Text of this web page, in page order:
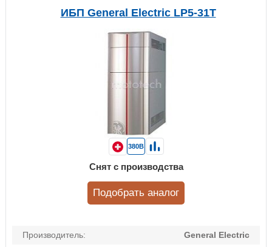
ИБП General Electric LP5-31T
Производитель:
General Electric
380В
Снят с производства
Подобрать аналог